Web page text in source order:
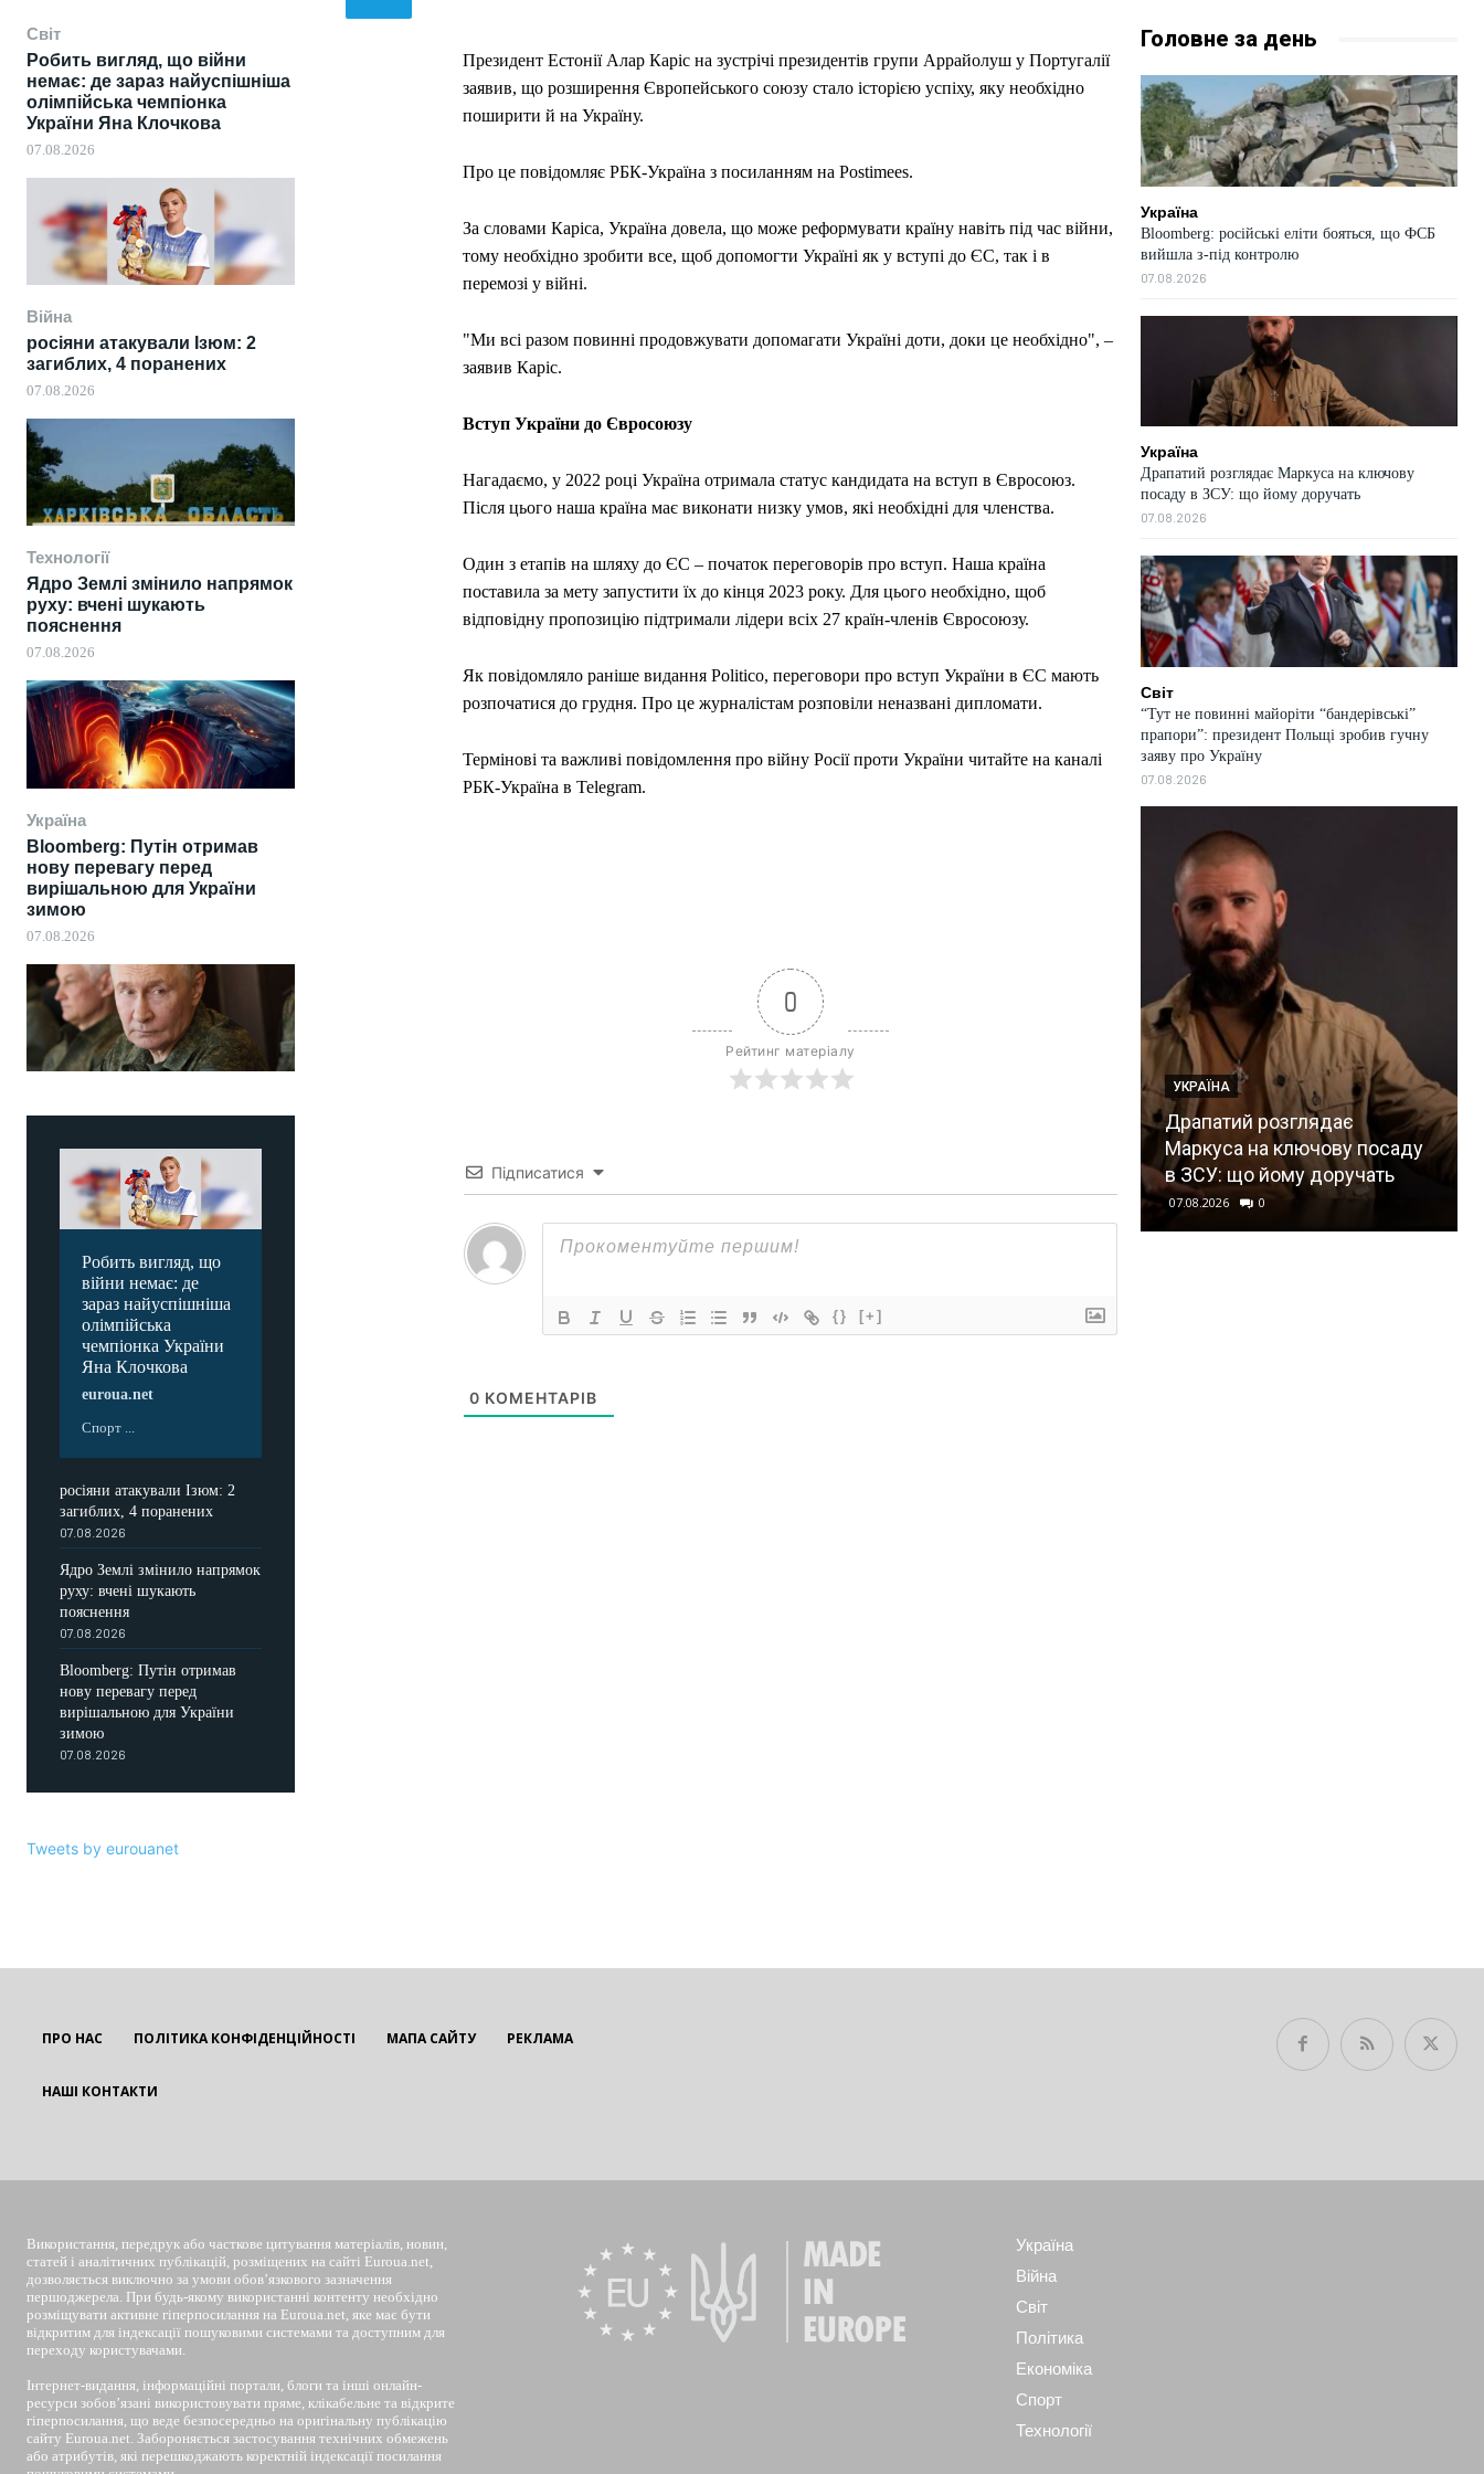
Світ
Робить вигляд, що війни
немає: де зараз найуспішніша
олімпійська чемпіонка
України Яна Клочкова
07.08.2026
Війна
росіяни атакували Ізюм: 2
загиблих, 4 поранених
07.08.2026
Технології
Ядро Землі змінило напрямок
руху: вчені шукають
пояснення
07.08.2026
Україна
Bloomberg: Путін отримав
нову перевагу перед
вирішальною для України
зимою
07.08.2026
Робить вигляд, що
війни немає: де
зараз найуспішніша
олімпійська
чемпіонка України
Яна Клочкова
euroua.net
Спорт ...
росіяни атакували Ізюм: 2
загиблих, 4 поранених
07.08.2026
Ядро Землі змінило напрямок
руху: вчені шукають
пояснення
07.08.2026
Bloomberg: Путін отримав
нову перевагу перед
вирішальною для України
зимою
07.08.2026
Tweets by eurouanet
Президент Естонії Алар Каріс на зустрічі президентів групи Аррайолуш у Португалії
заявив, що розширення Європейського союзу стало історією успіху, яку необхідно
поширити й на Україну.
Про це повідомляє РБК-Україна з посиланням на Postimees.
За словами Каріса, Україна довела, що може реформувати країну навіть під час війни,
тому необхідно зробити все, щоб допомогти Україні як у вступі до ЄС, так і в
перемозі у війні.
"Ми всі разом повинні продовжувати допомагати Україні доти, доки це необхідно", –
заявив Каріс.
Вступ України до Євросоюзу
Нагадаємо, у 2022 році Україна отримала статус кандидата на вступ в Євросоюз.
Після цього наша країна має виконати низку умов, які необхідні для членства.
Один з етапів на шляху до ЄС – початок переговорів про вступ. Наша країна
поставила за мету запустити їх до кінця 2023 року. Для цього необхідно, щоб
відповідну пропозицію підтримали лідери всіх 27 країн-членів Євросоюзу.
Як повідомляло раніше видання Politico, переговори про вступ України в ЄС мають
розпочатися до грудня. Про це журналістам розповіли неназвані дипломати.
Термінові та важливі повідомлення про війну Росії проти України читайте на каналі
РБК-Україна в Telegram.
0
Рейтинг матеріалу
Підписатися
{} [+]
0 КОМЕНТАРІВ
Головне за день
Україна
Bloomberg: російські еліти бояться, що ФСБ
вийшла з-під контролю
07.08.2026
Україна
Драпатий розглядає Маркуса на ключову
посаду в ЗСУ: що йому доручать
07.08.2026
Світ
“Тут не повинні майоріти “бандерівські”
прапори”: президент Польщі зробив гучну
заяву про Україну
07.08.2026
УКРАЇНА
Драпатий розглядає
Маркуса на ключову посаду
в ЗСУ: що йому доручать
07.08.2026 0
ПРО НАС ПОЛІТИКА КОНФІДЕНЦІЙНОСТІ МАПА САЙТУ РЕКЛАМА
НАШІ КОНТАКТИ
Використання, передрук або часткове цитування матеріалів, новин,
статей і аналітичних публікацій, розміщених на сайті Euroua.net,
дозволяється виключно за умови обов’язкового зазначення
першоджерела. При будь-якому використанні контенту необхідно
розміщувати активне гіперпосилання на Euroua.net, яке має бути
відкритим для індексації пошуковими системами та доступним для
переходу користувачами.
Інтернет-видання, інформаційні портали, блоги та інші онлайн-
ресурси зобов’язані використовувати пряме, клікабельне та відкрите
гіперпосилання, що веде безпосередньо на оригінальну публікацію
сайту Euroua.net. Забороняється застосування технічних обмежень
або атрибутів, які перешкоджають коректній індексації посилання
Україна
Війна
Світ
Політика
Економіка
Спорт
Технології